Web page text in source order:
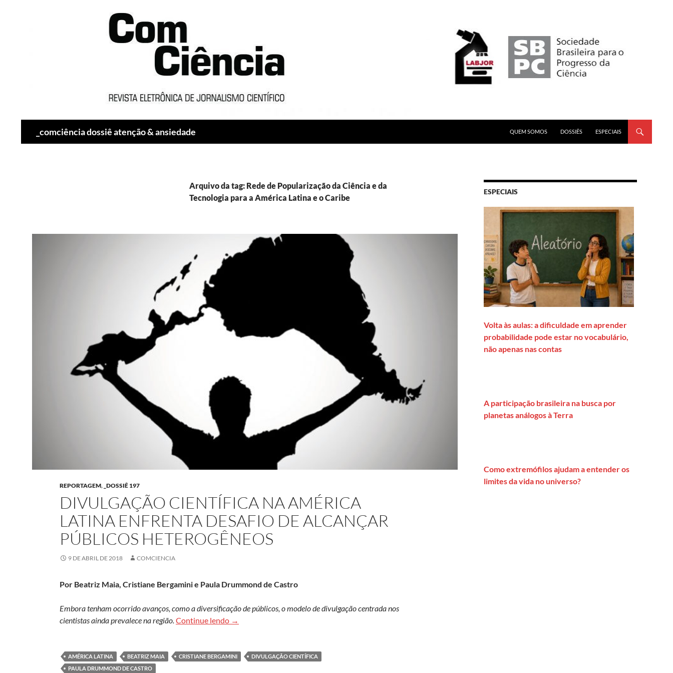
_comciência dossiê atenção & ansiedade
QUEM SOMOS
DOSSIÊS ESPECIAIS
Arquivo da tag: Rede de Popularização da Ciência e da
Tecnologia para a América Latina e o Caribe
REPORTAGEM, _DOSSIÊ 197
DIVULGAÇÃO CIENTÍFICA NA AMÉRICA
LATINA ENFRENTA DESAFIO DE ALCANÇAR
PÚBLICOS HETEROGÊNEOS
9 DE ABRIL DE 2018 COMCIENCIA
Por Beatriz Maia, Cristiane Bergamini e Paula Drummond de Castro
Embora tenham ocorrido avanços, como a diversificação de públicos, o modelo de divulgação centrada nos
cientistas ainda prevalece na região. Continue lendo Divulgação científica na América Latina enfrenta desafio de alcançar públicos heterogêneos
→
AMÉRICA LATINA BEATRIZ MAIA CRISTIANE BERGAMINI
DIVULGAÇÃO CIENTÍFICA
PAULA DRUMMOND DE CASTRO
ESPECIAIS
Volta às aulas: a dificuldade em aprender
probabilidade pode estar no vocabulário,
não apenas nas contas
A participação brasileira na busca por
planetas análogos à Terra
Como extremófilos ajudam a entender os
limites da vida no universo?